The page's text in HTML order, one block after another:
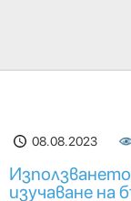
08.08.2023
изучаване на